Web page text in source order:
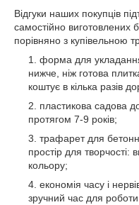
Відгуки наших покупців
самостійно виготовлених
порівняно з купівельною
форма для
нижче, ніж готова
коштує в кілька разів
пластикова садова
протягом 7-9 років;
трафарет для
простір для творчості:
кольору;
економія часу і
зручний час для